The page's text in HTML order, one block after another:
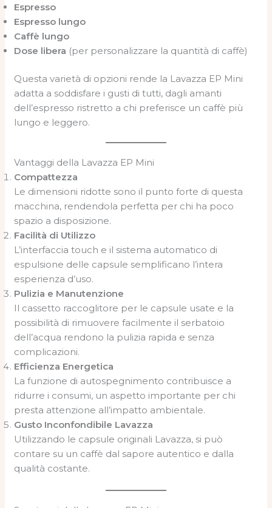
Espresso
Espresso lungo
Caffè lungo
Dose libera (per personalizzare la quantità di caffè)
Questa varietà di opzioni rende la Lavazza EP Mini
adatta a soddisfare i gusti di tutti, dagli amanti
dell’espresso ristretto a chi preferisce un caffè più
lungo e leggero.
Vantaggi della Lavazza EP Mini
Compattezza
Le dimensioni ridotte sono il punto forte di questa
macchina, rendendola perfetta per chi ha poco
spazio a disposizione.
Facilità di Utilizzo
L’interfaccia touch e il sistema automatico di
espulsione delle capsule semplificano l’intera
esperienza d’uso.
Pulizia e Manutenzione
Il cassetto raccoglitore per le capsule usate e la
possibilità di rimuovere facilmente il serbatoio
dell’acqua rendono la pulizia rapida e senza
complicazioni.
Efficienza Energetica
La funzione di autospegnimento contribuisce a
ridurre i consumi, un aspetto importante per chi
presta attenzione all’impatto ambientale.
Gusto Inconfondibile Lavazza
Utilizzando le capsule originali Lavazza, si può
contare su un caffè dal sapore autentico e dalla
qualità costante.